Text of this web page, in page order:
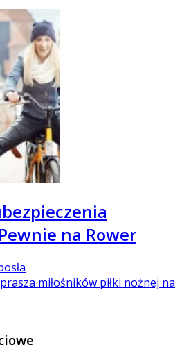
na Rower
miłośników piłki nożnej na